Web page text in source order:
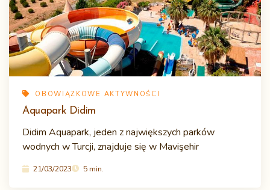
OBOWIĄZKOWE AKTYWNOŚCI
Aquapark Didim
Didim Aquapark, jeden z największych parków
wodnych w Turcji, znajduje się w Mavişehir
21/03/2023 5 min.